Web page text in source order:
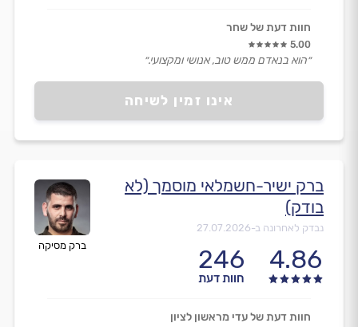
אינו זמין לשיחה
חוות דעת של שחר
5.00
״הוא בנאדם ממש טוב, אנושי ומקצועי.״
ברק מסיקה
ברק ישיר-חשמלאי מוסמך (לא
בודק)
נבדק לאחרונה ב-27.07.2026
4.86
246
חוות דעת
חוות דעת של עדי מראשון לציון